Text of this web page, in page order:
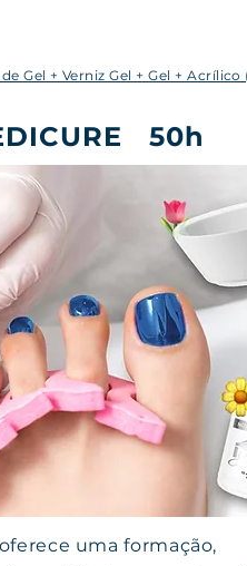
Gel + Verniz Gel + Gel + Acrílico
50h
oferece uma formação,